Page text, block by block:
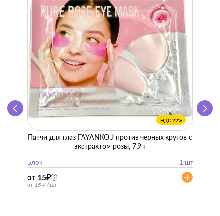
НДС 22%
Патчи для глаз FAYANKOU против черных кругов с
экстрактом розы, 7,9 г
Блок
1 шт
от 15₽ ?
от 15 ₽ / шт